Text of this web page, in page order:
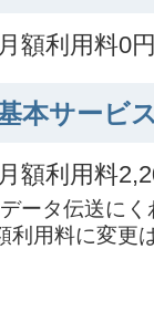
月額利用料0
本サービ
月額利用料
ータ伝送にく
利用料に変更